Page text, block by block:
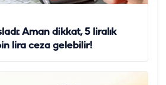
5 liralık
lira ceza gelebilir!